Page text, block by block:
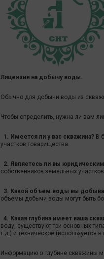
Лицензия на добычу воды.
Обычно для добычи воды из
Чтобы определить, нужна ли вам
1. Имеется ли у вас скважина? В
участков товарищества.
2. Являетесь ли вы
собственников земельных
3. Какой объем воды вы
объемы добычи воды могут быть
4. Какая глубина имеет ваша
воду, существуют три основных
т.д.) и техническое (используется
Информацию о глубине скважины